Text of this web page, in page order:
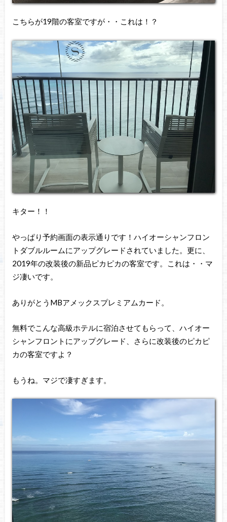
こちらが19階の客室ですが・・これは！？
キター！！
やっぱり予約画面の表示通りです！ハイオーシャンフロン
トダブルルームにアップグレードされていました。更に、
2019年の改装後の新品ピカピカの客室です。これは・・マ
ジ凄いです。
ありがとうMBアメックスプレミアムカード。
無料でこんな高級ホテルに宿泊させてもらって、ハイオー
シャンフロントにアップグレード、さらに改装後のピカピ
カの客室ですよ？
もうね。マジで凄すぎます。